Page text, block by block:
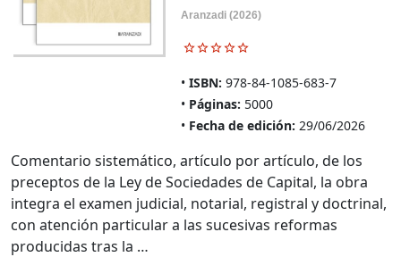
Aranzadi(2026)
ISBN: 978-84-1085-683-7
Páginas: 5000
Fecha de edición: 29/06/2026
Comentario sistemático, artículo por artículo, de los
preceptos de la Ley de Sociedades de Capital, la obra
integra el examen judicial, notarial, registral y doctrinal,
con atención particular a las sucesivas reformas
producidas tras la …